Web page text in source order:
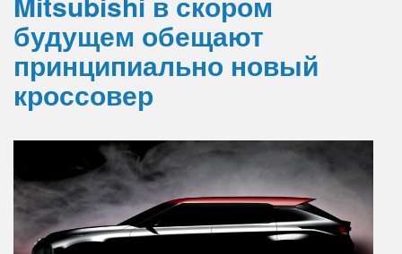
будущем обещают
принципиально новый
кроссовер